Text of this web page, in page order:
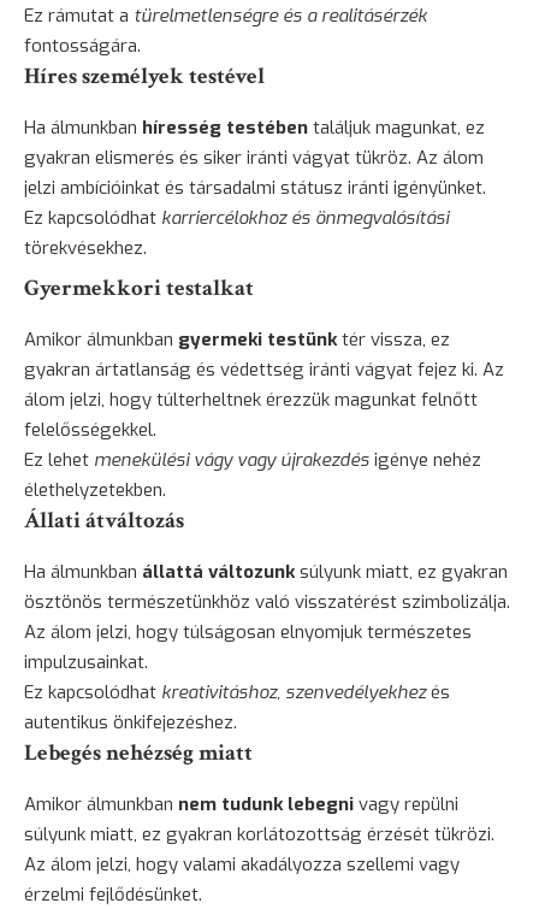
Ez rámutat a türelmetlenségre és a realitásérzék
fontosságára.
Híres személyek testével
Ha álmunkban híresség testében találjuk magunkat, ez
gyakran elismerés és siker iránti vágyat tükröz. Az álom
jelzi ambícióinkat és társadalmi státusz iránti igényünket.
Ez kapcsolódhat karriercélokhoz és önmegvalósítási
törekvésekhez.
Gyermekkori testalkat
Amikor álmunkban gyermeki testünktér vissza, ez
gyakran ártatlanság és védettség iránti vágyat fejez ki. Az
álom jelzi, hogy túlterheltnek érezzük magunkat felnőtt
felelősségekkel.
Ez lehet menekülési vágy vagy újrakezdés igénye nehéz
élethelyzetekben.
Állati átváltozás
Ha álmunkban állattá változunksúlyunk miatt, ez gyakran
ösztönös természetünkhöz való visszatérést szimbolizálja.
Az álom jelzi, hogy túlságosan elnyomjuk természetes
impulzusainkat.
Ez kapcsolódhat kreativitáshoz, szenvedélyekhezés
autentikus önkifejezéshez.
Lebegés nehézség miatt
Amikor álmunkban nem tudunk lebegni vagy repülni
súlyunk miatt, ez gyakran korlátozottság érzését tükrözi.
Az álom jelzi, hogy valami akadályozza szellemi vagy
érzelmi fejlődésünket.